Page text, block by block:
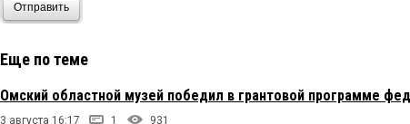
Отправить
Еще по теме
Омский областной музей победил в грантовой программе
3 августа 16:17 1 931